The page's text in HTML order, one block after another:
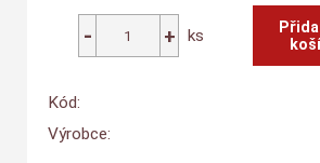
ks
Kód:
Výrobce: